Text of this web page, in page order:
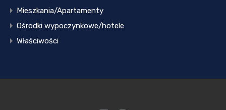
Mieszkania/Apartamenty
Ośrodki wypoczynkowe/hotele
Właściwości